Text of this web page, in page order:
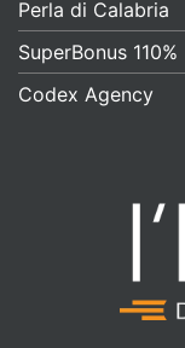
Perla di Calabria
SuperBonus 110%
Codex Agency